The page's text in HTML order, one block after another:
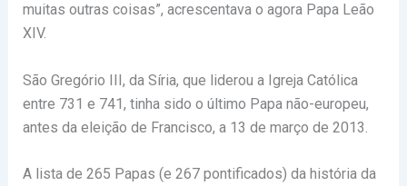
muitas outras coisas”, acrescentava o agora Papa Leão
XIV.
São Gregório III, da Síria, que liderou a Igreja Católica
entre 731 e 741, tinha sido o último Papa não-europeu,
antes da eleição de Francisco, a 13 de março de 2013.
A lista de 265 Papas (e 267 pontificados) da história da